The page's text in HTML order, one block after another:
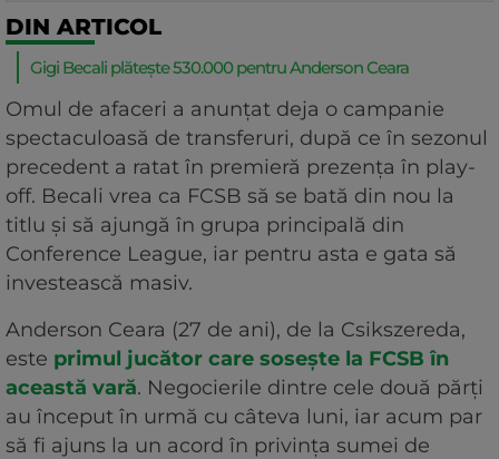
DIN ARTICOL
Gigi Becali plătește 530.000 pentru Anderson Ceara
Omul de afaceri a anunțat deja o campanie
spectaculoasă de transferuri, după ce în sezonul
precedent a ratat în premieră prezența în play-
off. Becali vrea ca FCSB să se bată din nou la
titlu și să ajungă în grupa principală din
Conference League, iar pentru asta e gata să
investească masiv.
Anderson Ceara (27 de ani), de la Csikszereda,
este primul jucător care sosește la FCSB în
această vară. Negocierile dintre cele două părți
au început în urmă cu câteva luni, iar acum par
să fi ajuns la un acord în privința sumei de